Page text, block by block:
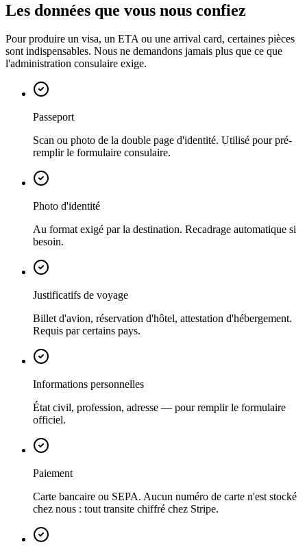
Les données que vous nous confiez
Pour produire un visa, un ETA ou une arrival card, certaines pièces
sont indispensables. Nous ne demandons jamais plus que ce que
l'administration consulaire exige.
Passeport
Scan ou photo de la double page d'identité. Utilisé pour pré-
remplir le formulaire consulaire.
Photo d'identité
Au format exigé par la destination. Recadrage automatique si
besoin.
Justificatifs de voyage
Billet d'avion, réservation d'hôtel, attestation d'hébergement.
Requis par certains pays.
Informations personnelles
État civil, profession, adresse — pour remplir le formulaire
officiel.
Paiement
Carte bancaire ou SEPA. Aucun numéro de carte n'est stocké
chez nous : tout transite chiffré chez Stripe.